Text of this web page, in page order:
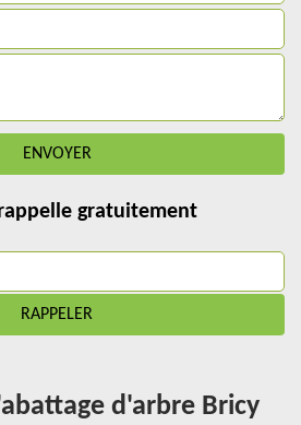
gratuitement
d'arbre Bricy